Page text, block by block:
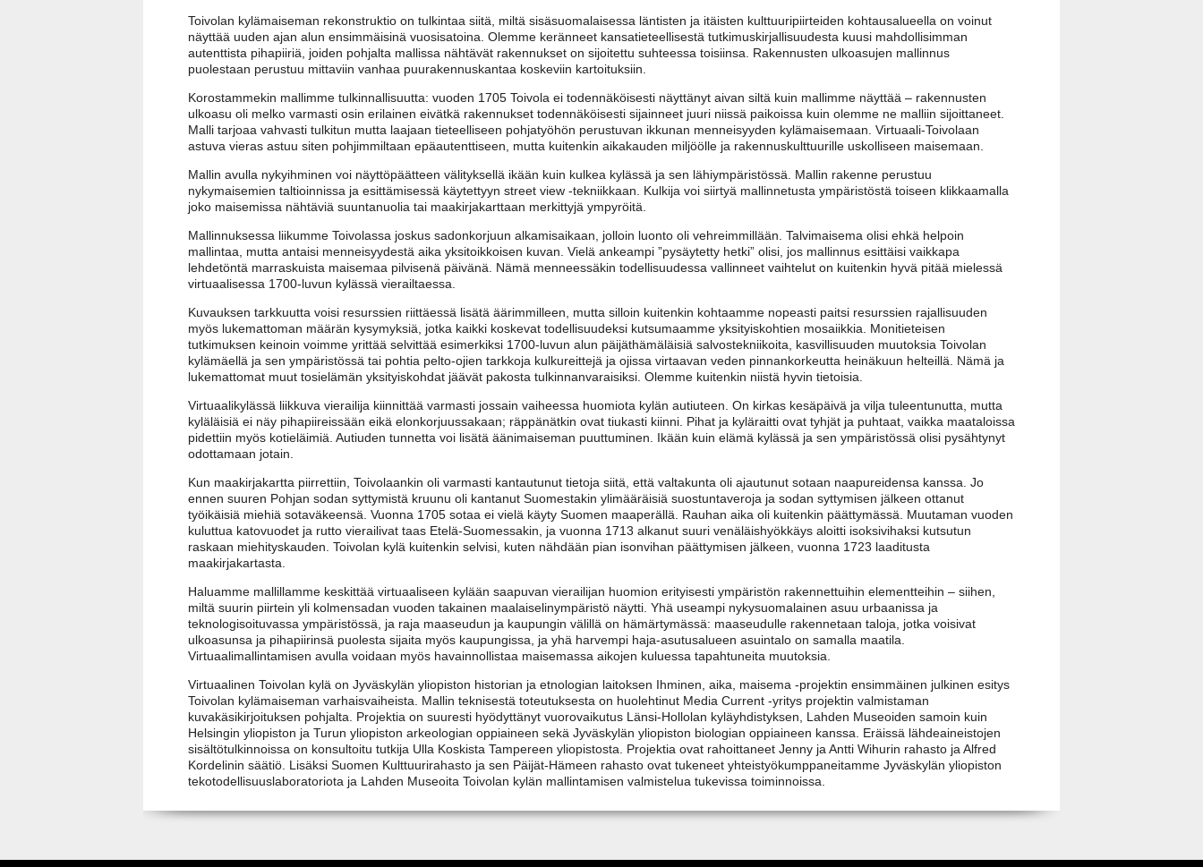
Toivolan kylämaiseman rekonstruktio on tulkintaa siitä, miltä sisäsuomalaisessa läntisten ja itäisten kulttuuripiirteiden kohtausalueella on voinut
näyttää uuden ajan alun ensimmäisinä vuosisatoina. Olemme keränneet kansatieteellisestä tutkimuskirjallisuudesta kuusi mahdollisimman
autenttista pihapiiriä, joiden pohjalta mallissa nähtävät rakennukset on sijoitettu suhteessa toisiinsa. Rakennusten ulkoasujen mallinnus
puolestaan perustuu mittaviin vanhaa puurakennuskantaa koskeviin kartoituksiin.
Korostammekin mallimme tulkinnallisuutta: vuoden 1705 Toivola ei todennäköisesti näyttänyt aivan siltä kuin mallimme näyttää – rakennusten
ulkoasu oli melko varmasti osin erilainen eivätkä rakennukset todennäköisesti sijainneet juuri niissä paikoissa kuin olemme ne malliin sijoittaneet.
Malli tarjoaa vahvasti tulkitun mutta laajaan tieteelliseen pohjatyöhön perustuvan ikkunan menneisyyden kylämaisemaan. Virtuaali-Toivolaan
astuva vieras astuu siten pohjimmiltaan epäautenttiseen, mutta kuitenkin aikakauden miljöölle ja rakennuskulttuurille uskolliseen maisemaan.
Mallin avulla nykyihminen voi näyttöpäätteen välityksellä ikään kuin kulkea kylässä ja sen lähiympäristössä. Mallin rakenne perustuu
nykymaisemien taltioinnissa ja esittämisessä käytettyyn street view -tekniikkaan. Kulkija voi siirtyä mallinnetusta ympäristöstä toiseen klikkaamalla
joko maisemissa nähtäviä suuntanuolia tai maakirjakarttaan merkittyjä ympyröitä.
Mallinnuksessa liikumme Toivolassa joskus sadonkorjuun alkamisaikaan, jolloin luonto oli vehreimmillään. Talvimaisema olisi ehkä helpoin
mallintaa, mutta antaisi menneisyydestä aika yksitoikkoisen kuvan. Vielä ankeampi ”pysäytetty hetki” olisi, jos mallinnus esittäisi vaikkapa
lehdetöntä marraskuista maisemaa pilvisenä päivänä. Nämä menneessäkin todellisuudessa vallinneet vaihtelut on kuitenkin hyvä pitää mielessä
virtuaalisessa 1700-luvun kylässä vierailtaessa.
Kuvauksen tarkkuutta voisi resurssien riittäessä lisätä äärimmilleen, mutta silloin kuitenkin kohtaamme nopeasti paitsi resurssien rajallisuuden
myös lukemattoman määrän kysymyksiä, jotka kaikki koskevat todellisuudeksi kutsumaamme yksityiskohtien mosaiikkia. Monitieteisen
tutkimuksen keinoin voimme yrittää selvittää esimerkiksi 1700-luvun alun päijäthämäläisiä salvostekniikoita, kasvillisuuden muutoksia Toivolan
kylämäellä ja sen ympäristössä tai pohtia pelto-ojien tarkkoja kulkureittejä ja ojissa virtaavan veden pinnankorkeutta heinäkuun helteillä. Nämä ja
lukemattomat muut tosielämän yksityiskohdat jäävät pakosta tulkinnanvaraisiksi. Olemme kuitenkin niistä hyvin tietoisia.
Virtuaalikylässä liikkuva vierailija kiinnittää varmasti jossain vaiheessa huomiota kylän autiuteen. On kirkas kesäpäivä ja vilja tuleentunutta, mutta
kyläläisiä ei näy pihapiireissään eikä elonkorjuussakaan; räppänätkin ovat tiukasti kiinni. Pihat ja kyläraitti ovat tyhjät ja puhtaat, vaikka maataloissa
pidettiin myös kotieläimiä. Autiuden tunnetta voi lisätä äänimaiseman puuttuminen. Ikään kuin elämä kylässä ja sen ympäristössä olisi pysähtynyt
odottamaan jotain.
Kun maakirjakartta piirrettiin, Toivolaankin oli varmasti kantautunut tietoja siitä, että valtakunta oli ajautunut sotaan naapureidensa kanssa. Jo
ennen suuren Pohjan sodan syttymistä kruunu oli kantanut Suomestakin ylimääräisiä suostuntaveroja ja sodan syttymisen jälkeen ottanut
työikäisiä miehiä sotaväkeensä. Vuonna 1705 sotaa ei vielä käyty Suomen maaperällä. Rauhan aika oli kuitenkin päättymässä. Muutaman vuoden
kuluttua katovuodet ja rutto vierailivat taas Etelä-Suomessakin, ja vuonna 1713 alkanut suuri venäläishyökkäys aloitti isoksivihaksi kutsutun
raskaan miehityskauden. Toivolan kylä kuitenkin selvisi, kuten nähdään pian isonvihan päättymisen jälkeen, vuonna 1723 laaditusta
maakirjakartasta.
Haluamme mallillamme keskittää virtuaaliseen kylään saapuvan vierailijan huomion erityisesti ympäristön rakennettuihin elementteihin – siihen,
miltä suurin piirtein yli kolmensadan vuoden takainen maalaiselinympäristö näytti. Yhä useampi nykysuomalainen asuu urbaanissa ja
teknologisoituvassa ympäristössä, ja raja maaseudun ja kaupungin välillä on hämärtymässä: maaseudulle rakennetaan taloja, jotka voisivat
ulkoasunsa ja pihapiirinsä puolesta sijaita myös kaupungissa, ja yhä harvempi haja-asutusalueen asuintalo on samalla maatila.
Virtuaalimallintamisen avulla voidaan myös havainnollistaa maisemassa aikojen kuluessa tapahtuneita muutoksia.
Virtuaalinen Toivolan kylä on Jyväskylän yliopiston historian ja etnologian laitoksen Ihminen, aika, maisema -projektin ensimmäinen julkinen esitys
Toivolan kylämaiseman varhaisvaiheista. Mallin teknisestä toteutuksesta on huolehtinut Media Current -yritys projektin valmistaman
kuvakäsikirjoituksen pohjalta. Projektia on suuresti hyödyttänyt vuorovaikutus Länsi-Hollolan kyläyhdistyksen, Lahden Museoiden samoin kuin
Helsingin yliopiston ja Turun yliopiston arkeologian oppiaineen sekä Jyväskylän yliopiston biologian oppiaineen kanssa. Eräissä lähdeaineistojen
sisältötulkinnoissa on konsultoitu tutkija Ulla Koskista Tampereen yliopistosta. Projektia ovat rahoittaneet Jenny ja Antti Wihurin rahasto ja Alfred
Kordelinin säätiö. Lisäksi Suomen Kulttuurirahasto ja sen Päijät-Hämeen rahasto ovat tukeneet yhteistyökumppaneitamme Jyväskylän yliopiston
tekotodellisuuslaboratoriota ja Lahden Museoita Toivolan kylän mallintamisen valmistelua tukevissa toiminnoissa.